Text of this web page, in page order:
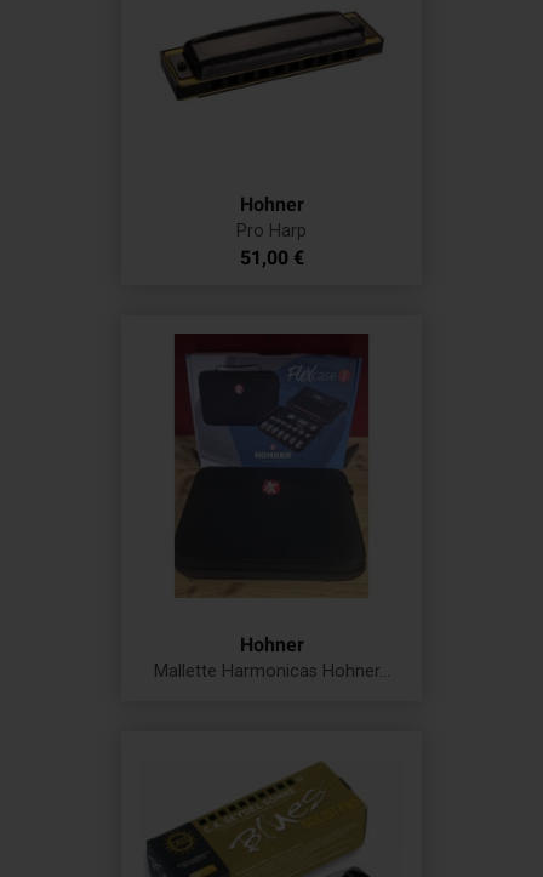
Hohner
Pro Harp
Prix
51,00 €
Hohner
Mallette Harmonicas Hohner...